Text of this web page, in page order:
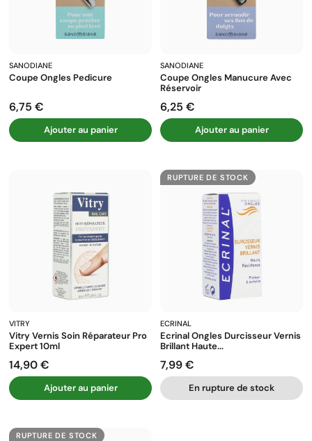
SANODIANE
Coupe Ongles Pedicure
Prix
6,75 €
Ajouter au panier
SANODIANE
Coupe Ongles Manucure Avec
Réservoir
Prix
6,25 €
Ajouter au panier
VITRY
Vitry Vernis Soin Réparateur Pro
Expert 10ml
Prix
14,90 €
Ajouter au panier
RUPTURE DE STOCK
ECRINAL
Ecrinal Ongles Durcisseur Vernis
Brillant Haute...
Prix
7,99 €
En rupture de stock
RUPTURE DE STOCK